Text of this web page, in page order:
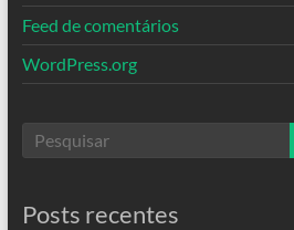
Feed de comentários
WordPress.org
Posts recentes